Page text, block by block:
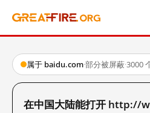
属于 baidu.com·部分被屏蔽·3000
在中国大陆能打开 http://